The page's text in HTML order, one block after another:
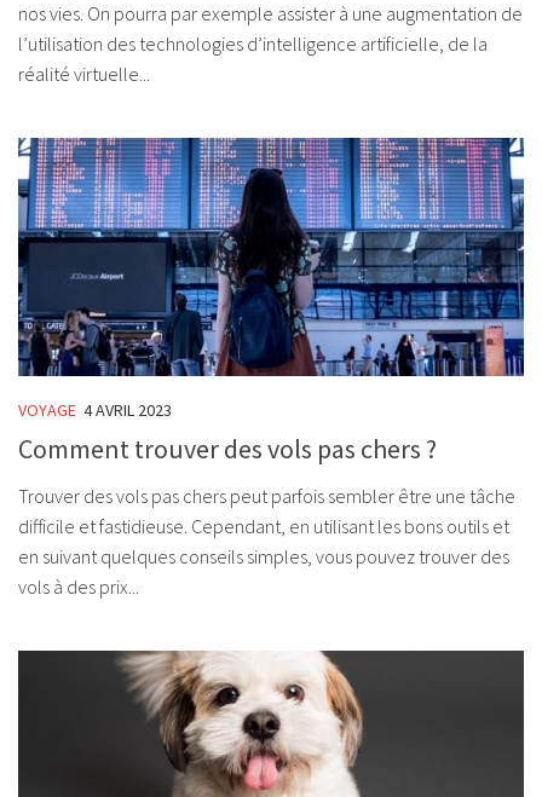
nos vies. On pourra par exemple assister à une augmentation de
l’utilisation des technologies d’intelligence artificielle, de la
réalité virtuelle...
VOYAGE 4 AVRIL 2023
Comment trouver des vols pas chers ?
Trouver des vols pas chers peut parfois sembler être une tâche
difficile et fastidieuse. Cependant, en utilisant les bons outils et
en suivant quelques conseils simples, vous pouvez trouver des
vols à des prix...